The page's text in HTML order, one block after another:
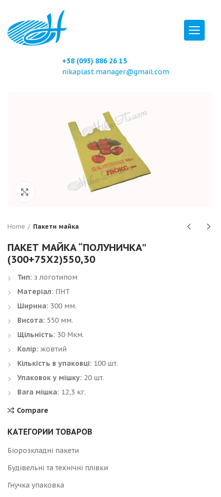
+38 (093) 886 26 15
nikaplast.manager@gmail.com
Click to enlarge
Home Пакети майка
ПАКЕТ МАЙКА “ПОЛУНИЧКА”
(300+75Х2)550,30
Тип: з логотипом
Матеріал: ПНТ
Ширина: 300 мм.
Висота: 550 мм.
Щільність: 30 Мкм.
Колір: жовтий
Кількість в упаковці: 100 шт.
Упаковок у мішку: 20 шт.
Вага мішка: 12,3 кг.
Compare
КАТЕГОРИИ ТОВАРОВ
Біорозкладні пакети
Будівельні та технічні плівки
Гнучка упаковка